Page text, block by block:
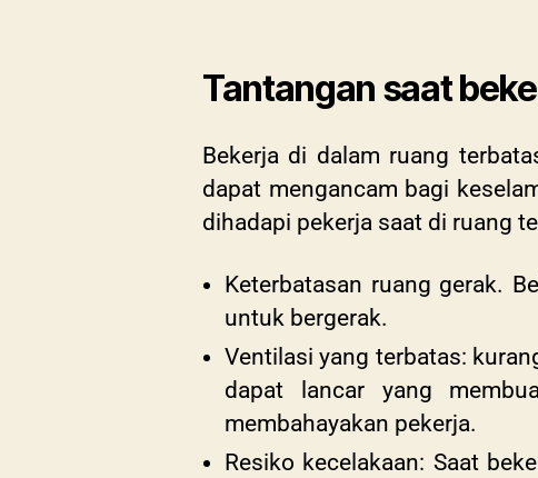
Tantangan saat
Bekerja di dalam ruang
dapat mengancam bagi
dihadapi pekerja saat di ruang
Keterbatasan ruang gerak.
untuk bergerak.
Ventilasi yang terbatas:
dapat lancar yang
membahayakan pekerja.
Resiko kecelakaan: Saat